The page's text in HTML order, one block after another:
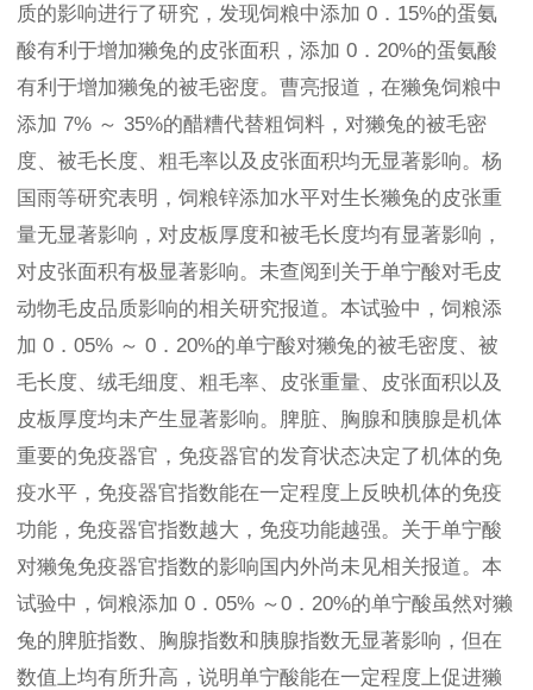
质的影响进行了研究，发现饲粮中添加 0．15%的蛋氨
酸有利于增加獭兔的皮张面积，添加 0．20%的蛋氨酸
有利于增加獭兔的被毛密度。曹亮报道，在獭兔饲粮中
添加 7% ～ 35%的醋糟代替粗饲料，对獭兔的被毛密
度、被毛长度、粗毛率以及皮张面积均无显著影响。杨
国雨等研究表明，饲粮锌添加水平对生长獭兔的皮张重
量无显著影响，对皮板厚度和被毛长度均有显著影响，
对皮张面积有极显著影响。未查阅到关于单宁酸对毛皮
动物毛皮品质影响的相关研究报道。本试验中，饲粮添
加 0．05% ～ 0．20%的单宁酸对獭兔的被毛密度、被
毛长度、绒毛细度、粗毛率、皮张重量、皮张面积以及
皮板厚度均未产生显著影响。脾脏、胸腺和胰腺是机体
重要的免疫器官，免疫器官的发育状态决定了机体的免
疫水平，免疫器官指数能在一定程度上反映机体的免疫
功能，免疫器官指数越大，免疫功能越强。关于单宁酸
对獭兔免疫器官指数的影响国内外尚未见相关报道。本
试验中，饲粮添加 0．05% ～0．20%的单宁酸虽然对獭
兔的脾脏指数、胸腺指数和胰腺指数无显著影响，但在
数值上均有所升高，说明单宁酸能在一定程度上促进獭